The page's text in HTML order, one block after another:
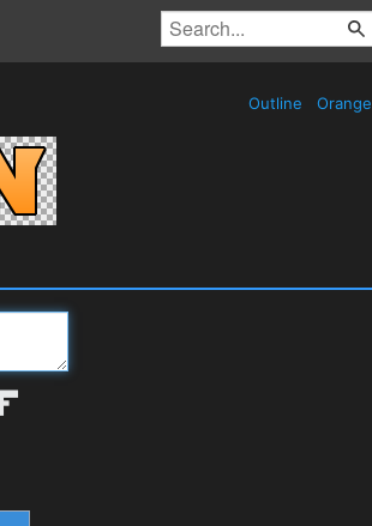
Outline Orange